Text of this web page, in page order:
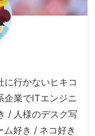
に行かないヒキコ
企業でITエンジニ
/ 人様のデスク写
好き / ネコ好き